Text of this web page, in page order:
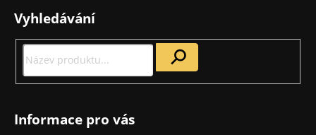
Vyhledávání
Informace pro vás